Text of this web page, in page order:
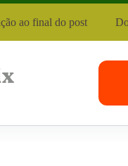
ao final do post